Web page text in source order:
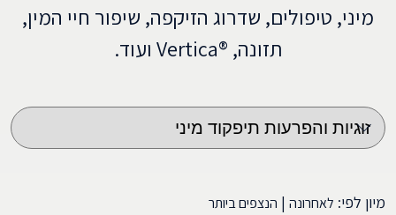
מיני, טיפולים, שדרוג הזיקפה, שיפור חיי המין,
תזונה, ®Vertica ועוד.
מיון לפי: לאחרונה | הנצפים ביותר